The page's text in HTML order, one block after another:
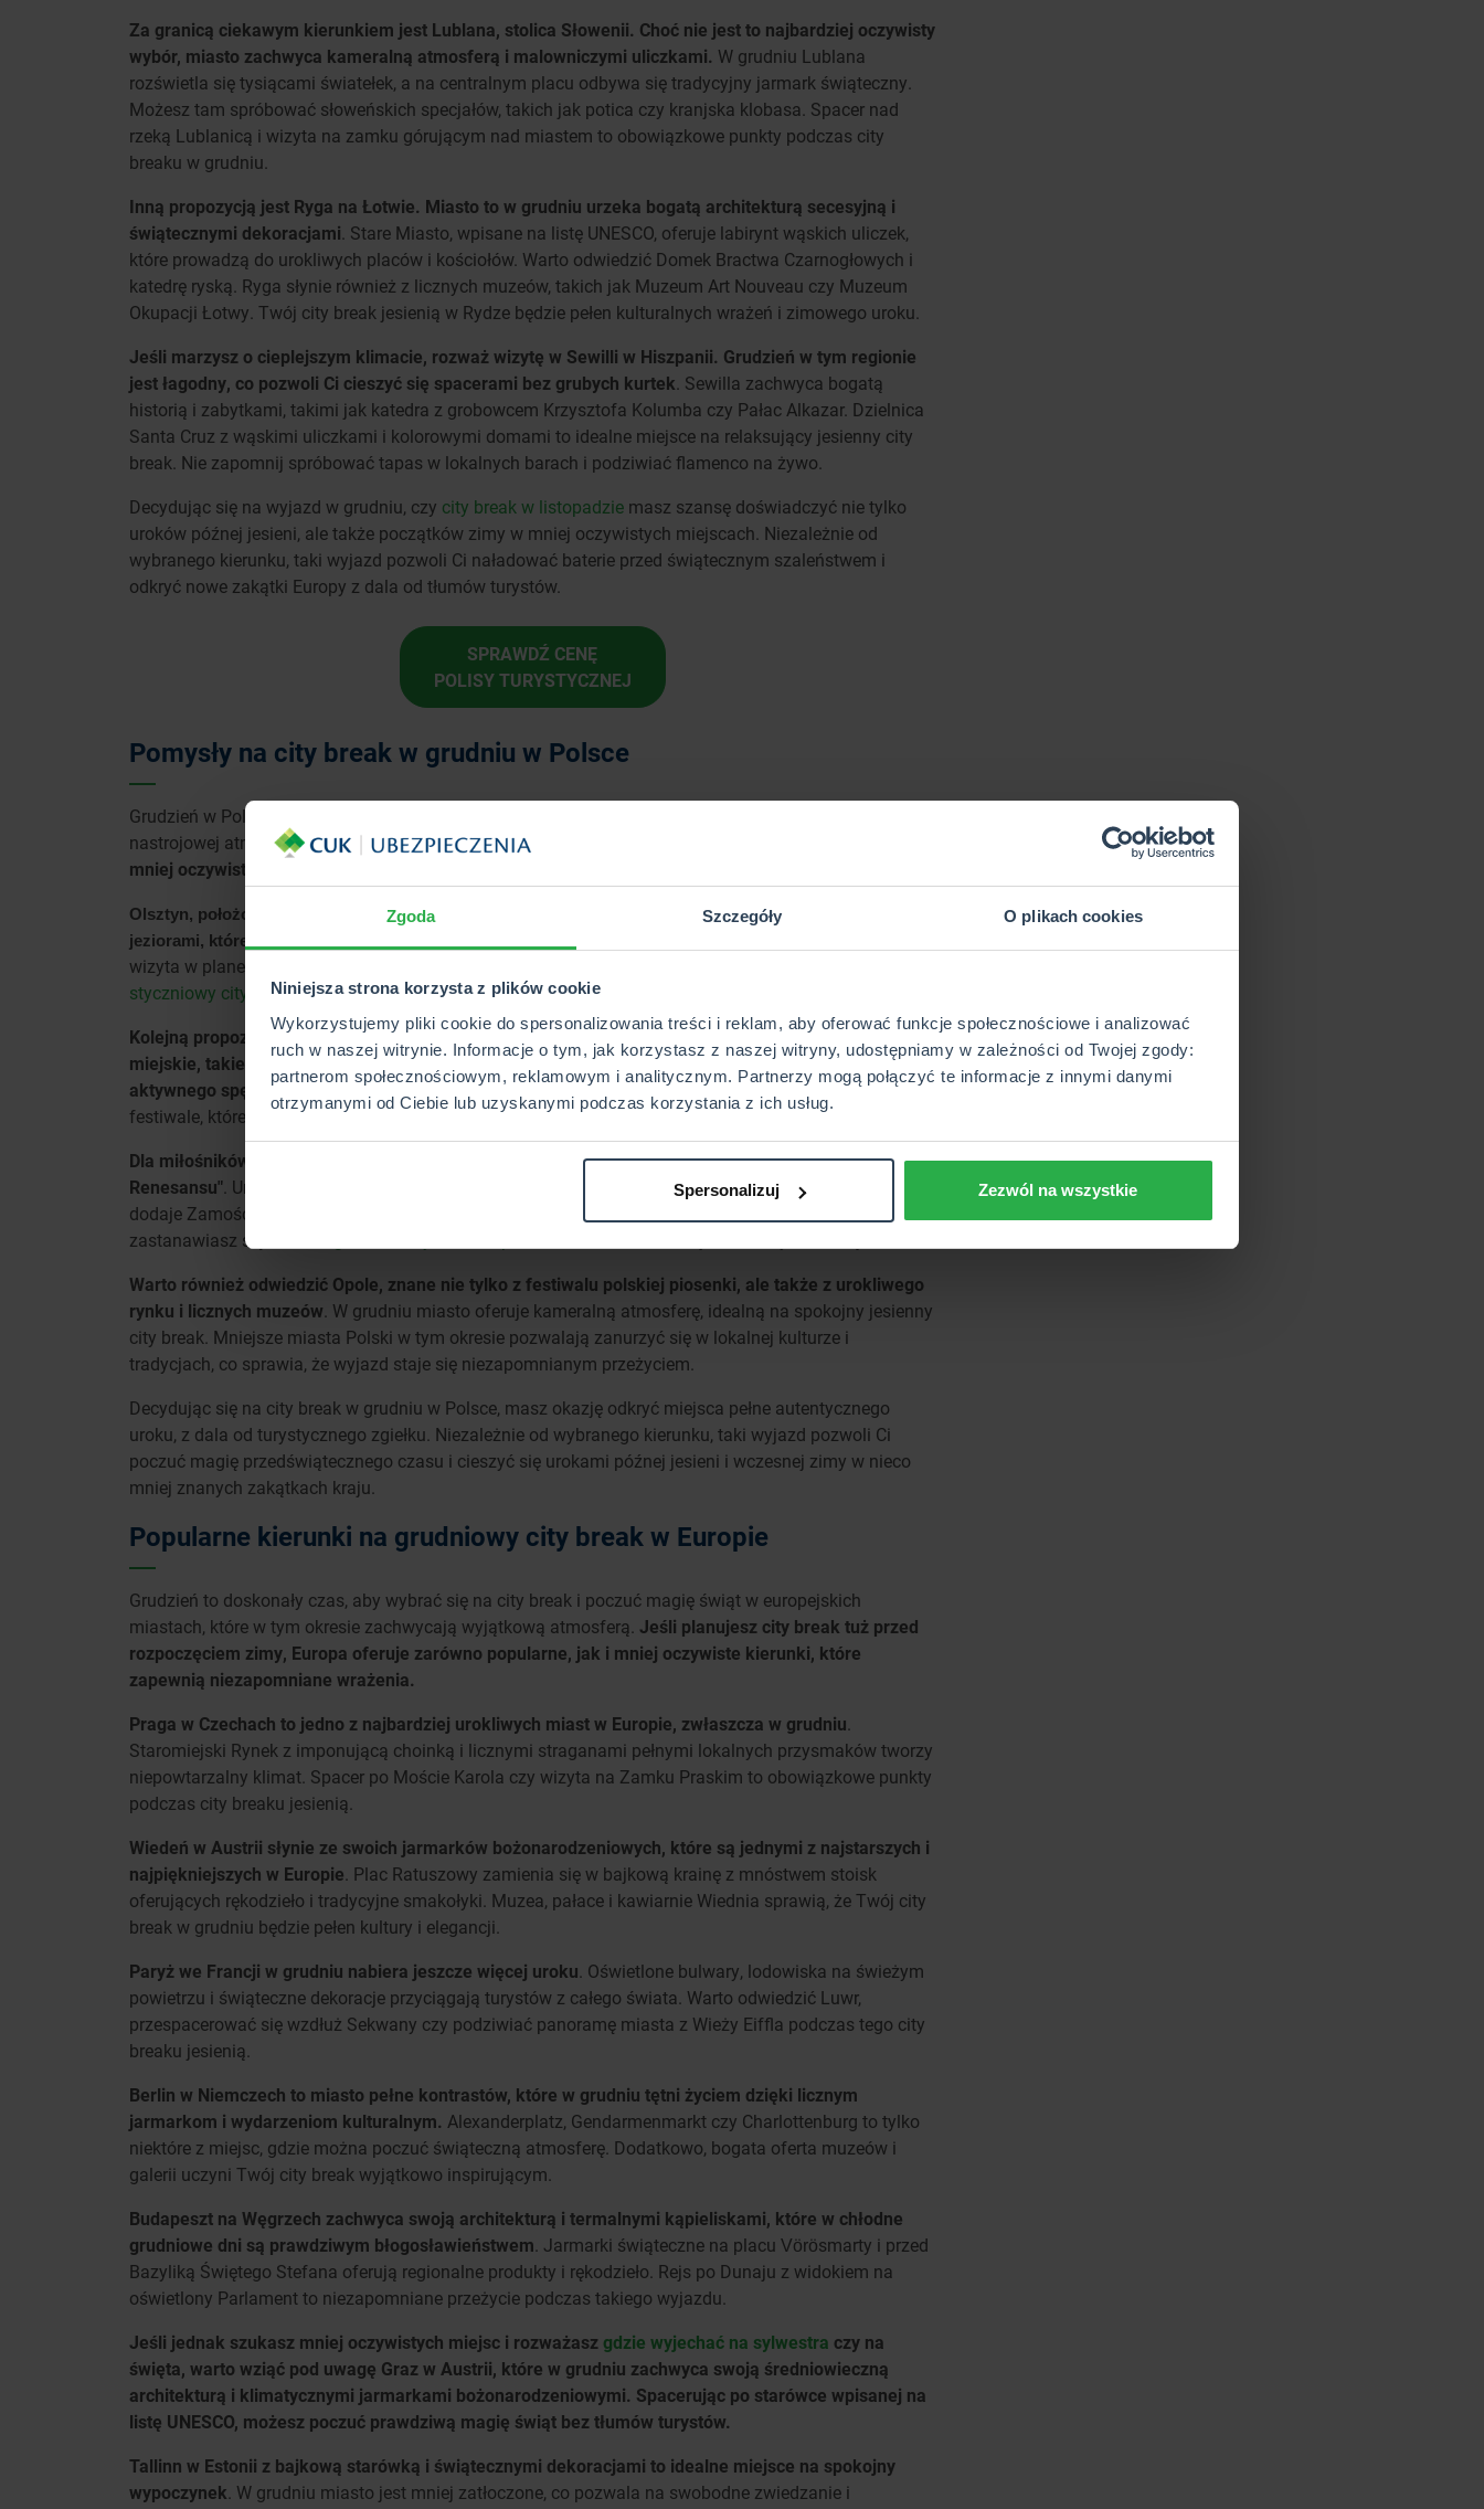
Zgoda Szczegóły O plikach cookies
Niniejsza strona korzysta z plików cookie
Wykorzystujemy pliki cookie do spersonalizowania treści i reklam, aby oferować funkcje społecznościowe i analizować
ruch w naszej witrynie. Informacje o tym, jak korzystasz z naszej witryny, udostępniamy w zależności od Twojej zgody:
partnerom społecznościowym, reklamowym i analitycznym. Partnerzy mogą połączyć te informacje z innymi danymi
otrzymanymi od Ciebie lub uzyskanymi podczas korzystania z ich usług.
Spersonalizuj Zezwól na wszystkie
Za granicą ciekawym kierunkiem jest Lublana, stolica Słowenii. Choć nie jest to najbardziej oczywisty
wybór, miasto zachwyca kameralną atmosferą i malowniczymi uliczkami. W grudniu Lublana
rozświetla się tysiącami światełek, a na centralnym placu odbywa się tradycyjny jarmark świąteczny.
Możesz tam spróbować słoweńskich specjałów, takich jak potica czy kranjska klobasa. Spacer nad
rzeką Lublanicą i wizyta na zamku górującym nad miastem to obowiązkowe punkty podczas city
breaku w grudniu.
Inną propozycją jest Ryga na Łotwie. Miasto to w grudniu urzeka bogatą architekturą secesyjną i
świątecznymi dekoracjami . Stare Miasto, wpisane na listę UNESCO, oferuje labirynt wąskich uliczek,
które prowadzą do urokliwych placów i kościołów. Warto odwiedzić Domek Bractwa Czarnogłowych i
katedrę ryską. Ryga słynie również z licznych muzeów, takich jak Muzeum Art Nouveau czy Muzeum
Okupacji Łotwy. Twój city break jesienią w Rydze będzie pełen kulturalnych wrażeń i zimowego uroku.
Jeśli marzysz o cieplejszym klimacie, rozważ wizytę w Sewilli w Hiszpanii. Grudzień w tym regionie
jest łagodny, co pozwoli Ci cieszyć się spacerami bez grubych kurtek . Sewilla zachwyca bogatą
historią i zabytkami, takimi jak katedra z grobowcem Krzysztofa Kolumba czy Pałac Alkazar. Dzielnica
Santa Cruz z wąskimi uliczkami i kolorowymi domami to idealne miejsce na relaksujący jesienny city
break. Nie zapomnij spróbować tapas w lokalnych barach i podziwiać flamenco na żywo.
Decydując się na wyjazd w grudniu, czy city break w listopadzie masz szansę doświadczyć nie tylko
uroków późnej jesieni, ale także początków zimy w mniej oczywistych miejscach. Niezależnie od
wybranego kierunku, taki wyjazd pozwoli Ci naładować baterie przed świątecznym szaleństwem i
odkryć nowe zakątki Europy z dala od tłumów turystów.
SPRAWDŹ CENĘ
POLISY TURYSTYCZNEJ
Pomysły na city break w grudniu w Polsce
Grudzień w Polsce to czas, kiedy miasta nabierają wyjątkowego uroku dzięki świątecznym dekoracjom i
nastrojowej atmosferze.Jeśli planujesz city break tuż przed rozpoczęciem zimy, warto rozważyć
mniej oczywiste kierunki, które oferują niezapomniane wrażenia bez tłumów turystów.
Olsztyn, położony w sercu Warmii i Mazur, zachwyca malowniczym Starym Miastem oraz licznymi
jeziorami, które w grudniu często pokrywają się pierwszym lodem
wizyta w planetarium mogą być ciekawym urozmaiceniem bez względu na to czy to grudniowy czy
styczniowy city break.
Kolejną propozycją są Kielce. Miasto otoczone Górami Świętokrzyskimi oferuje nie tylko atrakcje
miejskie, takie jak Pałac Biskupów Krakowskich czy rezerwat Kadzielnia, ale również możliwość
aktywnego spędzenia czasu na świeżym powietrzu.W grudniu organizowane są tu liczne jarmarki i
festiwale, które podkreślają lokalny charakter regionu.
Dla miłośników historii i architektury ciekawym wyborem będzie Zamość, nazywany "Perłą
Renesansu" Unikalny układ urbanistyczny miasta został wpisany na listę UNESCO. Grudniowa aura
dodaje Zamościowi tajemniczości, a świąteczne iluminacje podkreślają jego wyjątkowy charakter.Jeśli
zastanawiasz się również
Warto również odwiedzić Opole, znane nie tylko z festiwalu polskiej piosenki, ale także z urokliwego
rynku i licznych muzeów . W grudniu miasto oferuje kameralną atmosferę, idealną na spokojny jesienny
city break. Mniejsze miasta Polski w tym okresie pozwalają zanurzyć się w lokalnej kulturze i
tradycjach, co sprawia, że wyjazd staje się niezapomnianym przeżyciem.
Decydując się na city break w grudniu w Polsce, masz okazję odkryć miejsca pełne autentycznego
uroku, z dala od turystycznego zgiełku. Niezależnie od wybranego kierunku, taki wyjazd pozwoli Ci
poczuć magię przedświątecznego czasu i cieszyć się urokami późnej jesieni i wczesnej zimy w nieco
mniej znanych zakątkach kraju.
Popularne kierunki na grudniowy city break w Europie
Grudzień to doskonały czas, aby wybrać się na city break i poczuć magię świąt w europejskich
miastach, które w tym okresie zachwycają wyjątkową atmosferą. Jeśli planujesz city break tuż przed
rozpoczęciem zimy, Europa oferuje zarówno popularne, jak i mniej oczywiste kierunki, które
zapewnią niezapomniane wrażenia.
Praga w Czechach to jedno z najbardziej urokliwych miast w Europie, zwłaszcza w grudniu
Staromiejski Rynek z imponującą choinką i licznymi straganami pełnymi lokalnych przysmaków tworzy
niepowtarzalny klimat. Spacer po Moście Karola czy wizyta na Zamku Praskim to obowiązkowe punkty
podczas city breaku jesienią.
Wiedeń w Austrii słynie ze swoich jarmarków bożonarodzeniowych, które są jednymi z najstarszych i
najpiękniejszych w Europie . Plac Ratuszowy zamienia się w bajkową krainę z mnóstwem stoisk
oferujących rękodzieło i tradycyjne smakołyki. Muzea, pałace i kawiarnie Wiednia sprawią, że Twój city
break w grudniu będzie pełen kultury i elegancji.
Paryż we Francji w grudniu nabiera jeszcze więcej uroku . Oświetlone bulwary, lodowiska na świeżym
powietrzu i świąteczne dekoracje przyciągają turystów z całego świata. Warto odwiedzić Luwr,
przespacerować się wzdłuż Sekwany czy podziwiać panoramę miasta z Wieży Eiffla podczas tego city
breaku jesienią.
Berlin w Niemczech to miasto pełne kontrastów, które w grudniu tętni życiem dzięki licznym
jarmarkom i wydarzeniom kulturalnym. Alexanderplatz, Gendarmenmarkt czy Charlottenburg to tylko
niektóre z miejsc, gdzie można poczuć świąteczną atmosferę. Dodatkowo, bogata oferta muzeów i
galerii uczyni Twój city break wyjątkowo inspirującym.
Budapeszt na Węgrzech zachwyca swoją architekturą i termalnymi kąpieliskami, które w chłodne
grudniowe dni są prawdziwym błogosławieństwem . Jarmarki świąteczne na placu Vörösmarty i przed
Bazyliką Świętego Stefana oferują regionalne produkty i rękodzieło. Rejs po Dunaju z widokiem na
oświetlony Parlament to niezapomniane przeżycie podczas takiego wyjazdu.
Jeśli jednak szukasz mniej oczywistych miejsc i rozważasz gdzie wyjechać na sylwestra czy na
święta, warto wziąć pod uwagę Graz w Austrii, które w grudniu zachwyca swoją średniowieczną
architekturą i klimatycznymi jarmarkami bożonarodzeniowymi. Spacerując po starówce wpisanej na
listę UNESCO, możesz poczuć prawdziwą magię świąt bez tłumów turystów.
Tallinn w Estonii z bajkową starówką i świątecznymi dekoracjami to idealne miejsce na spokojny
wypoczynek . W grudniu miasto jest mniej zatłoczone, co pozwala na swobodne zwiedzanie i